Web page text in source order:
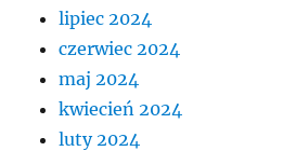
lipiec 2024
czerwiec 2024
maj 2024
kwiecień 2024
luty 2024